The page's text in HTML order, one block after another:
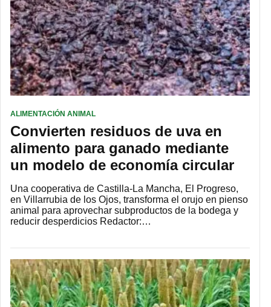
ALIMENTACIÓN ANIMAL
Convierten residuos de uva en
alimento para ganado mediante
un modelo de economía circular
Una cooperativa de Castilla-La Mancha, El Progreso,
en Villarrubia de los Ojos, transforma el orujo en pienso
animal para aprovechar subproductos de la bodega y
reducir desperdicios Redactor:…